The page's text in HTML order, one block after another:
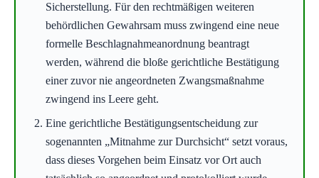
Sicherstellung. Für den rechtmäßigen weiteren
behördlichen Gewahrsam muss zwingend eine neue
formelle Beschlagnahmeanordnung beantragt
werden, während die bloße gerichtliche Bestätigung
einer zuvor nie angeordneten Zwangsmaßnahme
zwingend ins Leere geht.
Eine gerichtliche Bestätigungsentscheidung zur
sogenannten „Mitnahme zur Durchsicht“ setzt voraus,
dass dieses Vorgehen beim Einsatz vor Ort auch